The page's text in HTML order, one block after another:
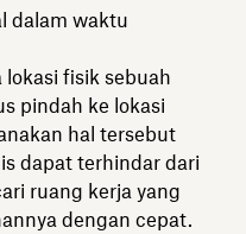
dalam waktu
lokasi fisik sebuah
pindah ke lokasi
hal tersebut
dapat terhindar dari
ruang kerja yang
dengan cepat.